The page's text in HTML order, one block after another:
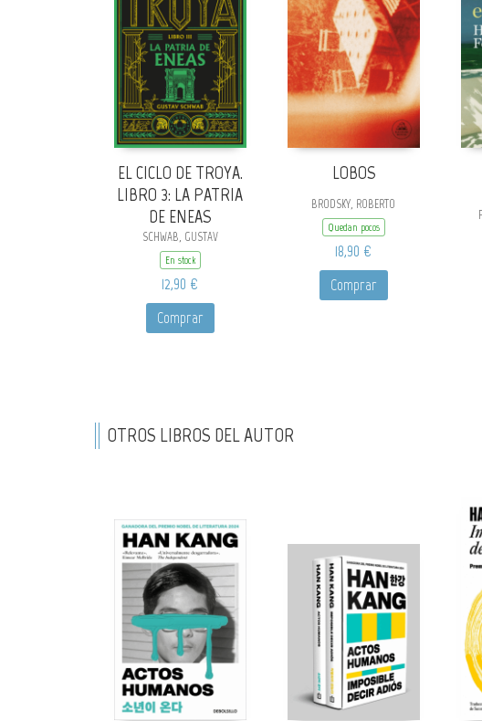
EL CICLO DE TROYA.
LIBRO 3: LA PATRIA
DE ENEAS
SCHWAB, GUSTAV
En stock
12,90 €
Comprar
LOBOS
BRODSKY, ROBERTO
Quedan pocos
18,90 €
Comprar
OTROS LIBROS DEL AUTOR